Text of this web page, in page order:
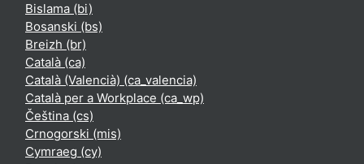
Bislama ‎(bi)‎
Bosanski ‎(bs)‎
Breizh ‎(br)‎
Català ‎(ca)‎
Català (Valencià) ‎(ca_valencia)‎
Català per a Workplace ‎(ca_wp)‎
Čeština ‎(cs)‎
Crnogorski ‎(mis)‎
Cymraeg ‎(cy)‎